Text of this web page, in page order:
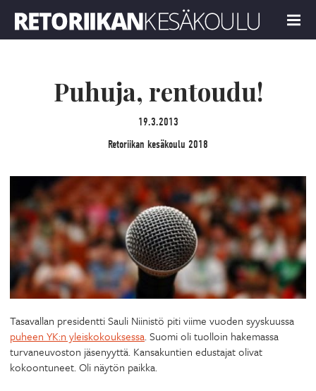
MENU
Puhuja, rentoudu!
19.3.2013
Retoriikan kesäkoulu 2018
Tasavallan presidentti Sauli Niinistö piti viime vuoden syyskuussa
puheen YK:n yleiskokouksessa. Suomi oli tuolloin hakemassa
turvaneuvoston jäsenyyttä. Kansakuntien edustajat olivat
kokoontuneet. Oli näytön paikka.